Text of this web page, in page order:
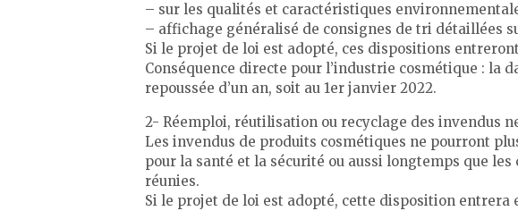
– sur les qualités et caractéristiques
– affichage généralisé de consignes de tri détaillées
Si le projet de loi est adopté, ces dispositions
Conséquence directe pour l’industrie cosmétique : la
repoussée d’un an, soit au 1er janvier 2022.
2- Réemploi, réutilisation ou recyclage des invendus
Les invendus de produits cosmétiques ne pourront
pour la santé et la sécurité ou aussi longtemps que
réunies.
Si le projet de loi est adopté, cette disposition entrera